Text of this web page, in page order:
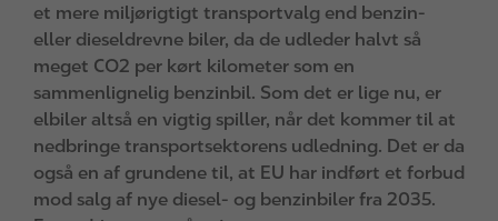
et mere miljørigtigt transportvalg end benzin-
eller dieseldrevne biler, da de udleder halvt så
meget CO2 per kørt kilometer som en
sammenlignelig benzinbil. Som det er lige nu, er
elbiler altså en vigtig spiller, når det kommer til at
nedbringe transportsektorens udledning. Det er da
også en af grundene til, at EU har indført et forbud
mod salg af nye diesel- og benzinbiler fra 2035.